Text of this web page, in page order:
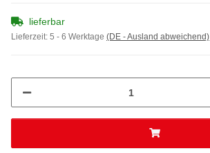
lieferbar
Lieferzeit: 5 - 6 Werktage (DE - Ausland abweichend)